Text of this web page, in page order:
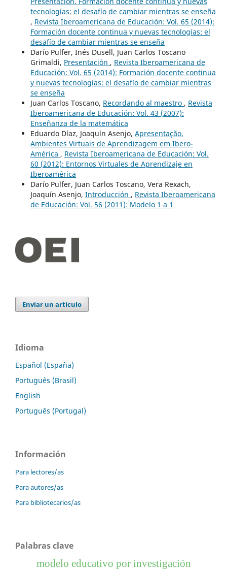
tecnologías: el desafío de cambiar mientras se enseña
, Revista Iberoamericana de Educación: Vol. 65 (2014):
Formación docente continua y nuevas tecnologías: el
desafío de cambiar mientras se enseña
Darío Pulfer, Inés Dusell, Juan Carlos Toscano
Grimaldi, Presentación , Revista Iberoamericana de
Educación: Vol. 65 (2014): Formación docente continua
y nuevas tecnologías: el desafío de cambiar mientras
se enseña
Juan Carlos Toscano, Recordando al maestro , Revista
Iberoamericana de Educación: Vol. 43 (2007):
Enseñanza de la matemática
Eduardo Díaz, Joaquín Asenjo, Apresentação.
Ambientes Virtuais de Aprendizagem em Ibero-
América , Revista Iberoamericana de Educación: Vol.
60 (2012): Entornos Virtuales de Aprendizaje en
Iberoamérica
Darío Pulfer, Juan Carlos Toscano, Vera Rexach,
Joaquín Asenjo, Introducción , Revista Iberoamericana
de Educación: Vol. 56 (2011): Modelo 1 a 1
Enviar un artículo
Idioma
Español (España)
Português (Brasil)
English
Português (Portugal)
Información
Para lectores/as
Para autores/as
Para bibliotecarios/as
Palabras clave
modelo educativo por investigación